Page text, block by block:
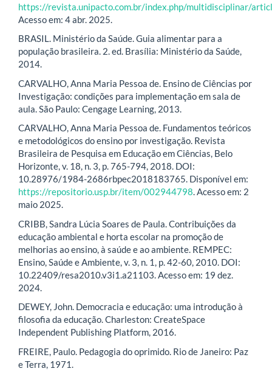
https://revista.unipacto.com.br/index.php/multidisciplinar/
Acesso em: 4 abr. 2025.
BRASIL. Ministério da Saúde. Guia alimentar para a
população brasileira. 2. ed. Brasília: Ministério da Saúde,
2014.
CARVALHO, Anna Maria Pessoa de. Ensino de Ciências por
Investigação: condições para implementação em sala de
aula. São Paulo: Cengage Learning, 2013.
CARVALHO, Anna Maria Pessoa de. Fundamentos teóricos
e metodológicos do ensino por investigação. Revista
Brasileira de Pesquisa em Educação em Ciências, Belo
Horizonte, v. 18, n. 3, p. 765-794, 2018. DOI:
10.28976/1984-2686rbpec2018183765. Disponível em:
https://repositorio.usp.br/item/002944798. Acesso em: 2
maio 2025.
CRIBB, Sandra Lúcia Soares de Paula. Contribuições da
educação ambiental e horta escolar na promoção de
melhorias ao ensino, à saúde e ao ambiente. REMPEC:
Ensino, Saúde e Ambiente, v. 3, n. 1, p. 42-60, 2010. DOI:
10.22409/resa2010.v3i1.a21103. Acesso em: 19 dez.
2024.
DEWEY, John. Democracia e educação: uma introdução à
filosofia da educação. Charleston: CreateSpace
Independent Publishing Platform, 2016.
FREIRE, Paulo. Pedagogia do oprimido. Rio de Janeiro: Paz
e Terra, 1971.